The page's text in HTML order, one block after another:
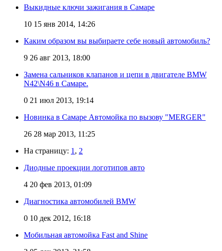
Выкидные ключи зажигания в Самаре
10 15 янв 2014, 14:26
Каким образом вы выбираете себе новый автомобиль?
9 26 авг 2013, 18:00
Замена сальников клапанов и цепи в двигателе BMW
N42\N46 в Самаре.
0 21 июл 2013, 19:14
Новинка в Самаре Автомойка по вызову "MERGER"
26 28 мар 2013, 11:25
На страницу: 1 , 2
Диодные проекции логотипов авто
4 20 фев 2013, 01:09
Диагностика автомобилей BMW
0 10 дек 2012, 16:18
Мобильная автомойка Fast and Shine